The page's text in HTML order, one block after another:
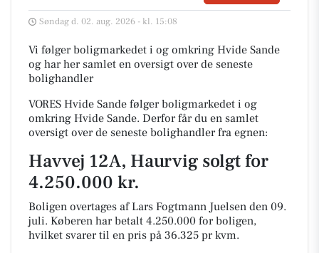
Søndag d. 02. aug. 2026 - kl. 15:08
Vi følger boligmarkedet i og omkring Hvide Sande
og har her samlet en oversigt over de seneste
bolighandler
VORES Hvide Sande følger boligmarkedet i og
omkring Hvide Sande. Derfor får du en samlet
oversigt over de seneste bolighandler fra egnen:
Havvej 12A, Haurvig solgt for
4.250.000 kr.
Boligen overtages af Lars Fogtmann Juelsen den 09.
juli. Køberen har betalt 4.250.000 for boligen,
hvilket svarer til en pris på 36.325 pr kvm.